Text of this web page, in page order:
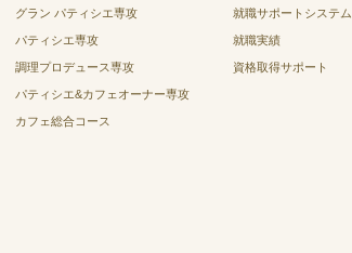
グラン パティシエ専攻
パティシエ専攻
調理プロデュース専攻
パティシエ&カフェオーナー専攻
カフェ総合コース
就職サポートシステム
就職実績
資格取得サポート